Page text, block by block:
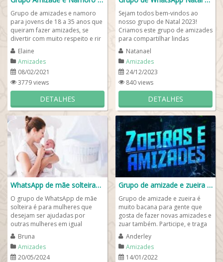
Grupo de amizades e namoro
para jovens de 18 a 35 anos que
queiram fazer amizades, se
divertir com muito respeito e rir
bastante com o bom humor e
bastante ...
Elaine
Amizades
08/02/2021
3779 views
DETALHES
Sejam todos bem-vindos ao
nosso grupo de Natal 2023!
Criamos este grupo de amizades
para compartilhar lindas
mensagens de Natal com os
amigos, a família e...
Natanael
Amizades
24/12/2023
840 views
DETALHES
WhatsApp de mãe solteira🤱🏻👶🏻
O grupo de WhatsApp de mãe
solteira é para mulheres que
desejam ser ajudadas por
outras mulheres em igual
situação: mães solteiras. Aqui
nos ajudamos...
Bruna
Amizades
20/05/2024
Grupo de amizade e zueira 😎✌
Grupo de amizade e zueira é
muito bacana para gente que
gosta de fazer novas amizades e
zuar também. Participe, e traga
também um amigo para
participar...
Anderley
Amizades
14/01/2022